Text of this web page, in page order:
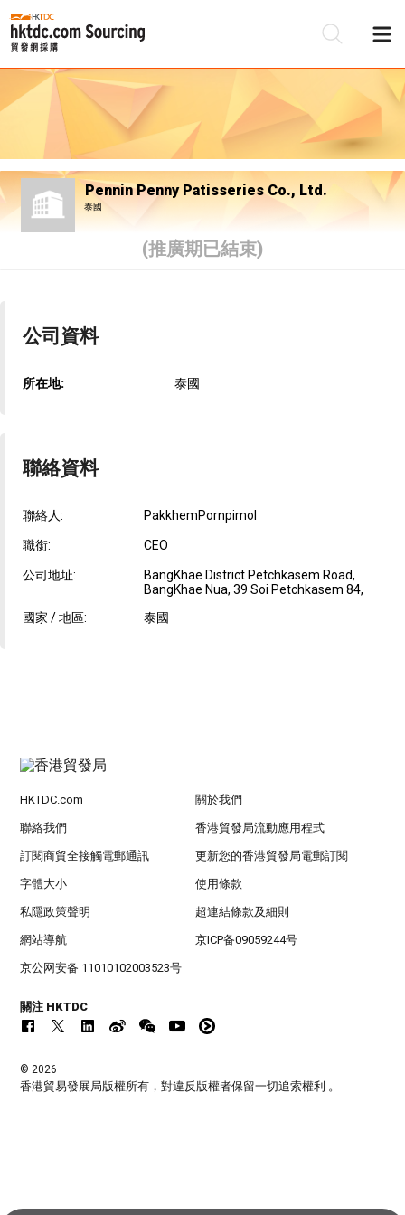
Pennin Penny Patisseries Co., Ltd.
泰國
(推廣期已結束)
公司資料
所在地: 泰國
聯絡資料
聯絡人: PakkhemPornpimol
職銜: CEO
公司地址:
BangKhae District Petchkasem Road,
BangKhae Nua, 39 Soi Petchkasem 84,
國家 / 地區:
泰國
HKTDC.com 關於我們
聯絡我們 香港貿發局流動應用程式
訂閱商貿全接觸電郵通訊 更新您的香港貿發局電郵訂閱
字體大小 使用條款
私隱政策聲明 超連結條款及細則
網站導航 京ICP备09059244号
京公网安备 11010102003523号
關注 HKTDC
© 2026
香港貿易發展局版權所有，對違反版權者保留一切追索權利 。